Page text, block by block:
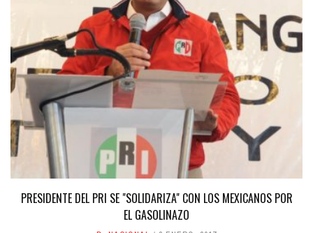
PRESIDENTE DEL PRI SE "SOLIDARIZA" CON LOS MEXICANOS POR
EL GASOLINAZO